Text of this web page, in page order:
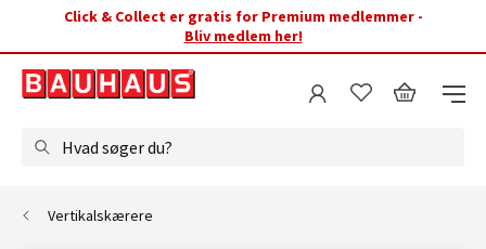
Click & Collect er gratis for Premium medlemmer -
Bliv medlem her!
Hvad søger du?
Vertikalskærere